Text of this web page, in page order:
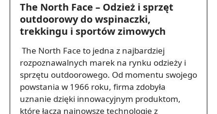
The North Face – Odzież i sprzęt
outdoorowy do wspinaczki,
trekkingu i sportów zimowych
The North Face to jedna z najbardziej
rozpoznawalnych marek na rynku odzieży i
sprzętu outdoorowego. Od momentu swojego
powstania w 1966 roku, firma zdobyła
uznanie dzięki innowacyjnym produktom,
które łączą najnowsze technologie z